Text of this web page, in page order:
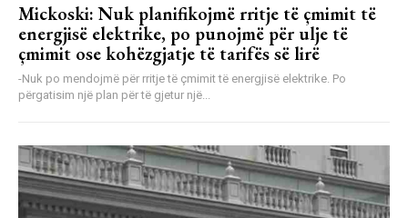
Mickoski: Nuk planifikojmë rritje të çmimit të
energjisë elektrike, po punojmë për ulje të
çmimit ose kohëzgjatje të tarifës së lirë
-Nuk po mendojmë për rritje të çmimit të energjisë elektrike. Po
përgatisim një plan për të gjetur një...